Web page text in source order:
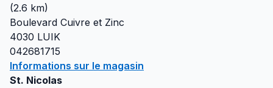
(2.6 km)
Boulevard Cuivre et Zinc
4030 LUIK
042681715
Informations sur le magasin
St. Nicolas